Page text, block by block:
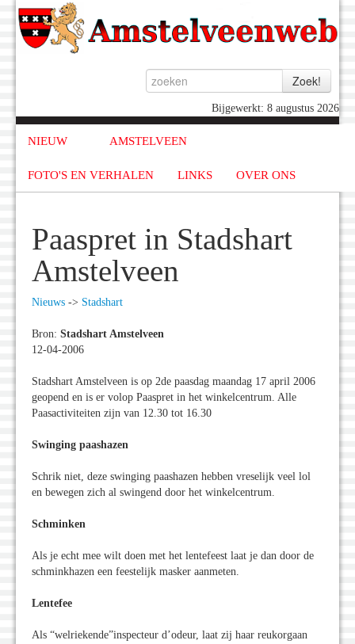
Bijgewerkt: 8 augustus 2026
NIEUW AMSTELVEEN
FOTO'S EN VERHALEN LINKS OVER ONS
Paaspret in Stadshart
Amstelveen
Nieuws -> Stadshart
Bron: Stadshart Amstelveen
12-04-2006
Stadshart Amstelveen is op 2de paasdag maandag 17 april 2006
geopend en is er volop Paaspret in het winkelcentrum. Alle
Paasactiviteiten zijn van 12.30 tot 16.30
Swinging paashazen
Schrik niet, deze swinging paashazen hebben vreselijk veel lol
en bewegen zich al swingend door het winkelcentrum.
Schminken
Als je echt mee wilt doen met het lentefeest laat je dan door de
schminkhazen een feestelijk masker aanmeten.
Lentefee
Als “welriekende”inspecteur d’odeur, laat zij haar reukorgaan